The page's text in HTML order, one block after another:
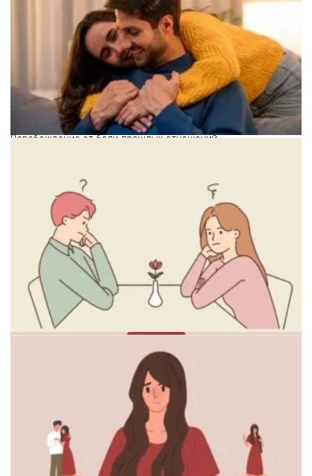
Освобождение от боли прошлых отношений
Концепция построения новых здоровых связей